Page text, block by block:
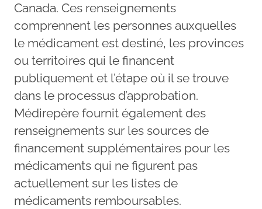
Canada. Ces renseignements
comprennent les personnes auxquelles
le médicament est destiné, les provinces
ou territoires qui le financent
publiquement et l’étape où il se trouve
dans le processus d’approbation.
Médirepère fournit également des
renseignements sur les sources de
financement supplémentaires pour les
médicaments qui ne figurent pas
actuellement sur les listes de
médicaments remboursables.